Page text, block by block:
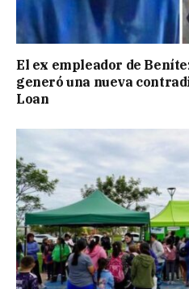
El ex empleador de
generó una nueva
Loan